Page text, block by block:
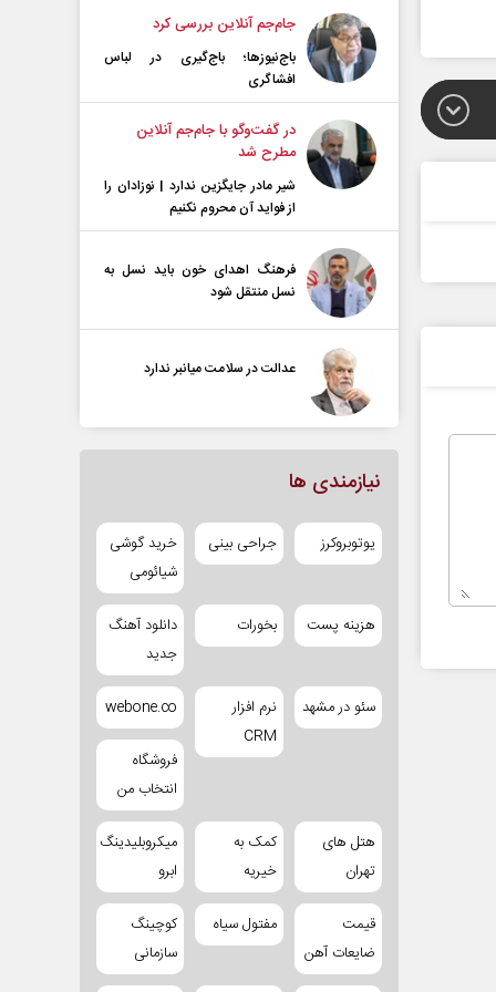
جام‌جم آنلاین بررسی کرد
باج‌نیوزها؛ باج‌گیری در لباس
افشاگری
در گفت‌و‌گو با جام‌جم آنلاین
مطرح شد
شیر مادر جایگزین ندارد | نوزادان را
از فواید آن محروم نکنیم
فرهنگ اهدای خون باید نسل به
نسل منتقل شود
عدالت در سلامت میانبر ندارد
نیازمندی ها
یوتوبروکرز جراحی بینی
خرید گوشی
شیائومی
هزینه پست بخورات
دانلود آهنگ
جدید
سئو در مشهد
نرم افزار
CRM
webone.co
فروشگاه
انتخاب من
هتل های
تهران
کمک به
خیریه
میکروبلیدینگ
ابرو
قیمت
ضایعات آهن
مفتول سیاه
کوچینگ
سازمانی